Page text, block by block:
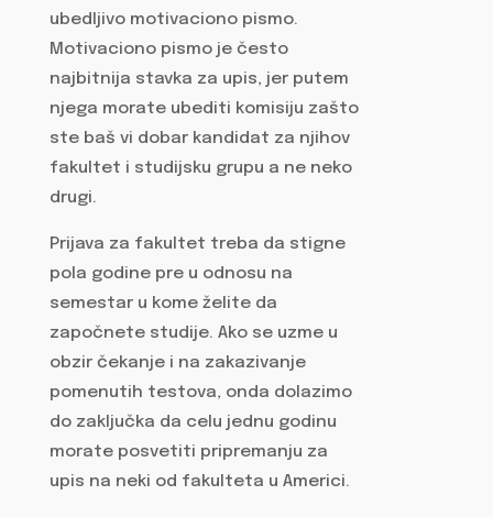
ubedljivo motivaciono pismo.
Motivaciono pismo je često
najbitnija stavka za upis, jer putem
njega morate ubediti komisiju zašto
ste baš vi dobar kandidat za njihov
fakultet i studijsku grupu a ne neko
drugi.
Prijava za fakultet treba da stigne
pola godine pre u odnosu na
semestar u kome želite da
započnete studije. Ako se uzme u
obzir čekanje i na zakazivanje
pomenutih testova, onda dolazimo
do zaključka da celu jednu godinu
morate posvetiti pripremanju za
upis na neki od fakulteta u Americi.